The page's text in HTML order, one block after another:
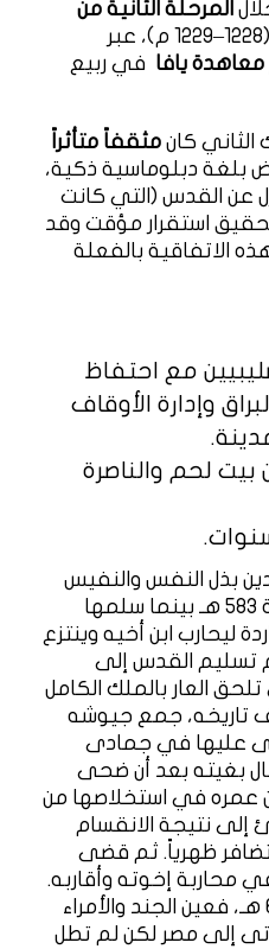
المرحلة الثانية من
(1228–1229 م)، عبر
معاهدة يافا في ربيع
الثاني كان مثقفاً متأثراً
بلغة دبلوماسية ذكية،
عن القدس (التي كانت
استقرار مؤقت وقد
الاتفاقية بالفعلة
مع احتفاظ
وإدارة الأوقاف
لحم والناصرة
بذل النفس والنفيس
في استخلاصها منهم سنة 583 هـ بينما سلمها
ليحارب ابن أخيه وينتزع
تسليم القدس إلى
تلحق العار بالملك الكامل
تاريخه، جمع جيوشه
عليها في جمادى
بغيته بعد أن ضحى
عمره في استخلاصها من
إلى نتيجة الانقسام
ظهرياً. ثم قضى
محاربة إخوته وأقاربه.
ومات في 21 رجب سنة 635 هـ، فعين الجند والأمراء
إلى مصر لكن لم تطل